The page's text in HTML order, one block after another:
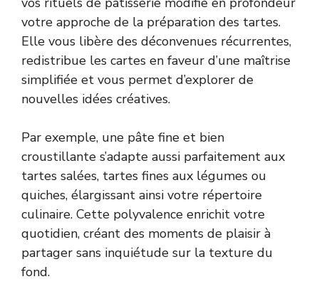
votre approche de la préparation des tartes.
Elle vous libère des déconvenues récurrentes,
redistribue les cartes en faveur d’une maîtrise
simplifiée et vous permet d’explorer de
nouvelles idées créatives.
Par exemple, une pâte fine et bien
croustillante s’adapte aussi parfaitement aux
tartes salées, tartes fines aux légumes ou
quiches, élargissant ainsi votre répertoire
culinaire. Cette polyvalence enrichit votre
quotidien, créant des moments de plaisir à
partager sans inquiétude sur la texture du
fond.